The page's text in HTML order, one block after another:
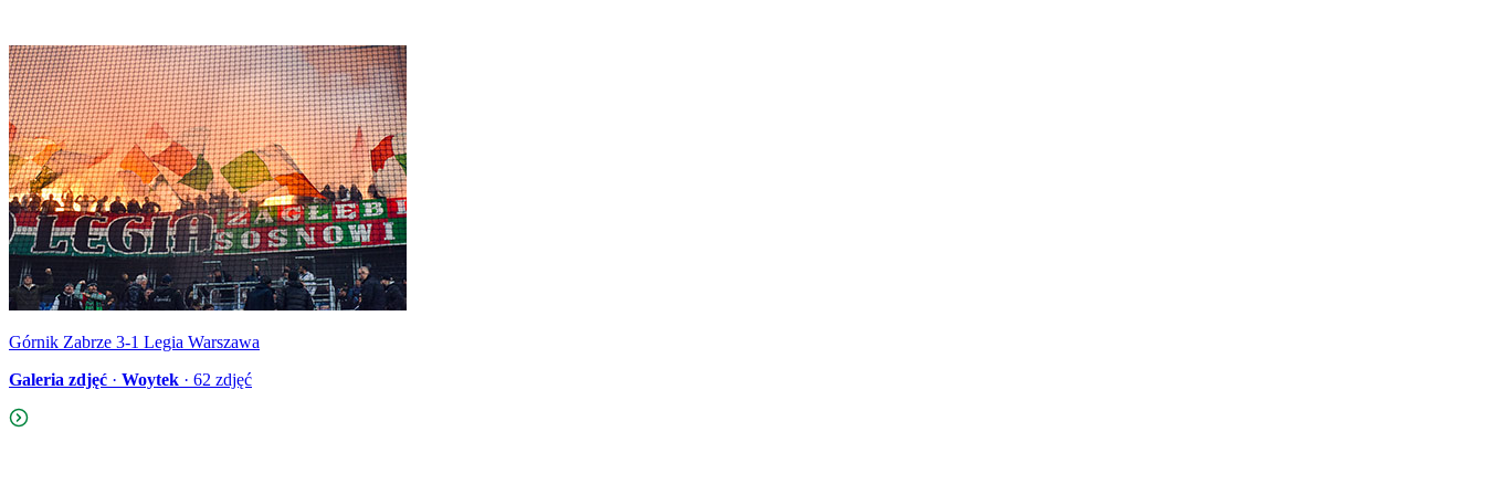
Górnik Zabrze 3-1 Legia Warszawa
Galeria zdjęć · Woytek · 62 zdjęć